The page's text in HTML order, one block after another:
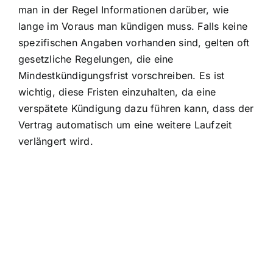
man in der Regel Informationen darüber, wie
lange im Voraus man kündigen muss. Falls keine
spezifischen Angaben vorhanden sind, gelten oft
gesetzliche Regelungen, die eine
Mindestkündigungsfrist vorschreiben. Es ist
wichtig, diese Fristen einzuhalten, da eine
verspätete Kündigung dazu führen kann, dass der
Vertrag automatisch um eine weitere Laufzeit
verlängert wird.